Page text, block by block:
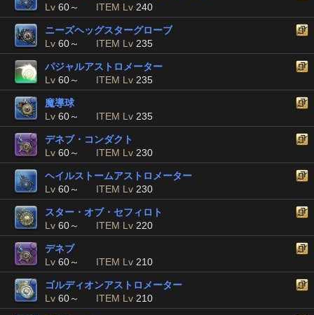
Lv 60～ ITEM Lv 240
ニーズヘッグスターグローブ
Lv 60～ ITEM Lv 235
パジャルアストロメーター
Lv 60～ ITEM Lv 235
魔導球
Lv 60～ ITEM Lv 235
デネブ・コンダクト
Lv 60～ ITEM Lv 230
ヘイルストームアストロメーター
Lv 60～ ITEM Lv 230
スター・オブ・セフィロト
Lv 60～ ITEM Lv 220
デネブ
Lv 60～ ITEM Lv 210
ゴルディオンアストロメーター
Lv 60～ ITEM Lv 210